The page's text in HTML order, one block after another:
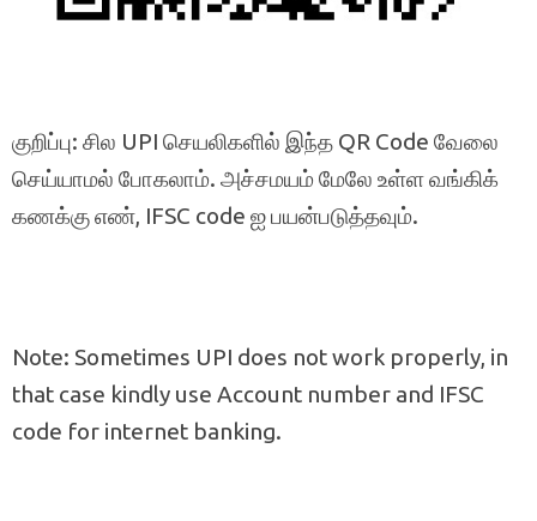
குறிப்பு: சில UPI செயலிகளில் இந்த QR Code வேலை
செய்யாமல் போகலாம். அச்சமயம் மேலே உள்ள வங்கிக்
கணக்கு எண், IFSC code ஐ பயன்படுத்தவும்.
Note: Sometimes UPI does not work properly, in
that case kindly use Account number and IFSC
code for internet banking.